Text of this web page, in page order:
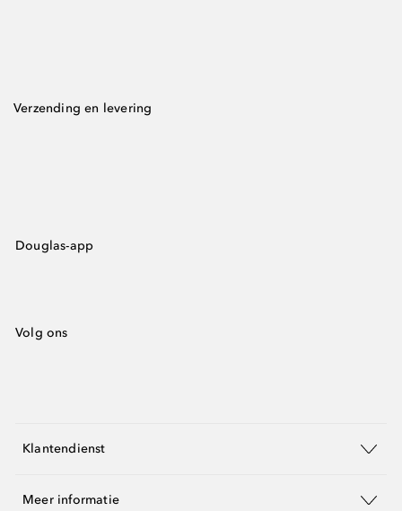
Verzending en levering
Douglas-app
Volg ons
Klantendienst
Meer informatie